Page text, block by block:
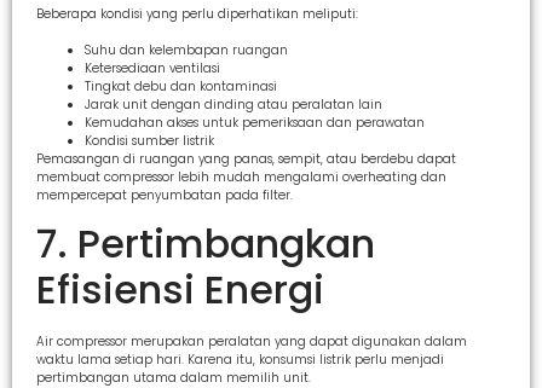
Beberapa kondisi yang perlu diperhatikan meliputi:
Suhu dan kelembapan ruangan
Ketersediaan ventilasi
Tingkat debu dan kontaminasi
Jarak unit dengan dinding atau peralatan lain
Kemudahan akses untuk pemeriksaan dan perawatan
Kondisi sumber listrik
Pemasangan di ruangan yang panas, sempit, atau berdebu dapat
membuat compressor lebih mudah mengalami overheating dan
mempercepat penyumbatan pada filter.
7. Pertimbangkan
Efisiensi Energi
Air compressor merupakan peralatan yang dapat digunakan dalam
waktu lama setiap hari. Karena itu, konsumsi listrik perlu menjadi
pertimbangan utama dalam memilih unit.